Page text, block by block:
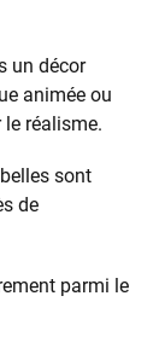
un décor
animée ou
réalisme.
sont
de
parmi le